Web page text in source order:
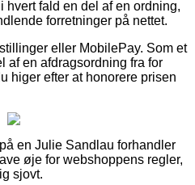
hvert fald en del af en ordning,
forretninger på nettet.
eller MobilePay. Som et
af en afdragsordning fra for
higer efter at honorere prisen
en Julie Sandlau forhandler
øje for webshoppens regler,
sjovt.